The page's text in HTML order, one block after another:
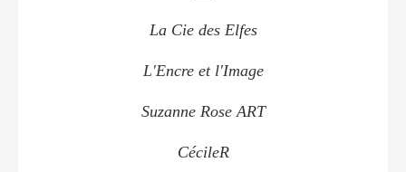
La Cie des Elfes
L'Encre et l'Image
Suzanne Rose ART
CécileR